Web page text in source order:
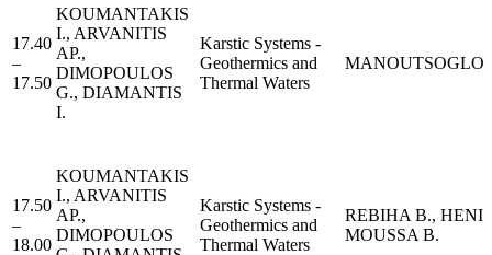
17.40
–
17.50
KOUMANTAKIS
I., ARVANITIS
AP.,
DIMOPOULOS
G., DIAMANTIS
I.
Karstic Systems -
Geothermics and
Thermal Waters
17.50
–
18.00
KOUMANTAKIS
I., ARVANITIS
AP.,
DIMOPOULOS
Karstic Systems -
Geothermics and
Thermal Waters
REBIHA B.,
MOUSSA B.